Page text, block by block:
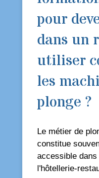
pour
dans un
utiliser
les
plonge ?
Le métier de
constitue
accessible
l'hôtellerie-